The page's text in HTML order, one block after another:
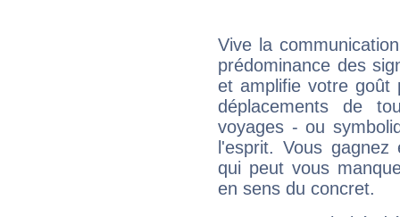
Vive la
prédominance des
et amplifie votre goût
déplacements de
voyages - ou
l'esprit. Vous
qui peut vous
en sens du concret.